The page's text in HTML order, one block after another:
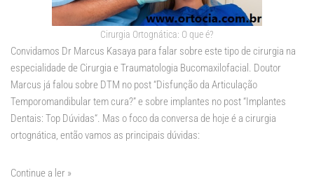
Cirurgia Ortognática: O que é?
Convidamos Dr Marcus Kasaya para falar sobre este tipo de cirurgia na
especialidade de Cirurgia e Traumatologia Bucomaxilofacial. Doutor
Marcus já falou sobre DTM no post “Disfunção da Articulação
Temporomandibular tem cura?” e sobre implantes no post “Implantes
Dentais: Top Dúvidas“. Mas o foco da conversa de hoje é a cirurgia
ortognática, então vamos as principais dúvidas:
Continue a ler »